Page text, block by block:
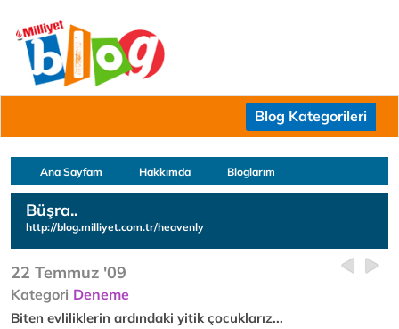
Blog Kategorileri
Ana Sayfam Hakkımda Bloglarım
Büşra..
http://blog.milliyet.com.tr/heavenly
22 Temmuz '09
Kategori Deneme
Biten evliliklerin ardındaki yitik çocuklarız...